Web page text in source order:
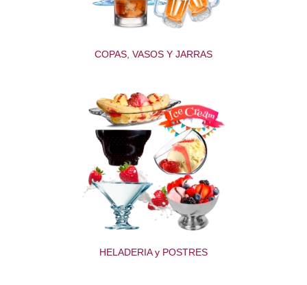
COPAS, VASOS Y JARRAS
HELADERIA y POSTRES